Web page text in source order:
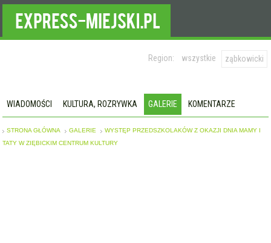
Region: wszystkie ząbkowicki
WIADOMOŚCI KULTURA, ROZRYWKA GALERIE KOMENTARZE
STRONA GŁÓWNA GALERIE
WYSTĘP PRZEDSZKOLAKÓW Z OKAZJI DNIA MAMY I
TATY W ZIĘBICKIM CENTRUM KULTURY